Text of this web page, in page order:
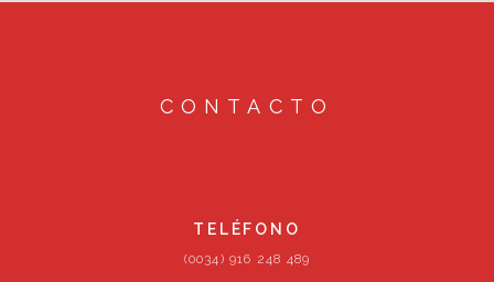
CONTACTO
TELÉFONO
(0034) 916 248 489